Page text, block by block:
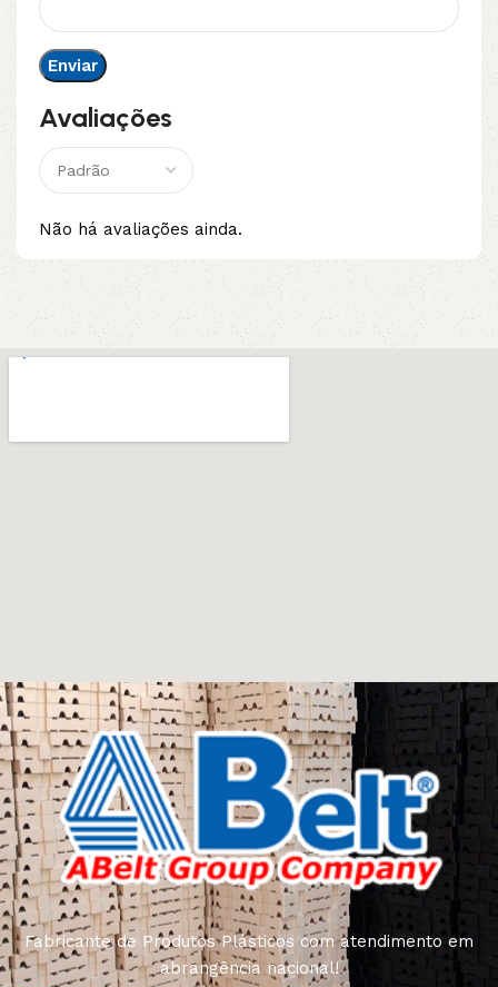
Avaliações
Não há avaliações ainda.
Fabricante de Produtos Plásticos com atendimento em
abrangência nacional!